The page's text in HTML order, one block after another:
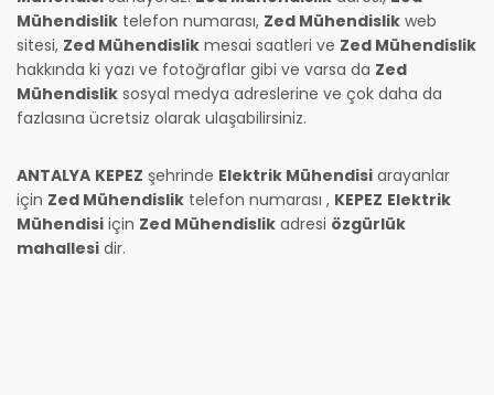
Mühendislik telefon numarası, Zed Mühendislik web
sitesi, Zed Mühendislik mesai saatleri ve Zed Mühendislik
hakkında ki yazı ve fotoğraflar gibi ve varsa da Zed
Mühendislik sosyal medya adreslerine ve çok daha da
fazlasına ücretsiz olarak ulaşabilirsiniz.
ANTALYA KEPEZ şehrinde Elektrik Mühendisi arayanlar
için Zed Mühendislik telefon numarası , KEPEZ Elektrik
Mühendisi için Zed Mühendislik adresi özgürlük
mahallesi dir.